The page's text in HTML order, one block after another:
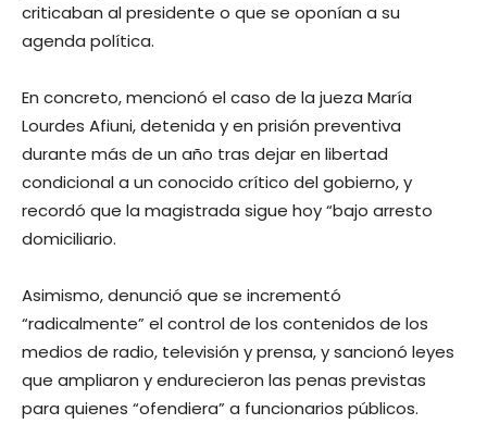
criticaban al presidente o que se oponían a su
agenda política.
En concreto, mencionó el caso de la jueza María
Lourdes Afiuni, detenida y en prisión preventiva
durante más de un año tras dejar en libertad
condicional a un conocido crítico del gobierno, y
recordó que la magistrada sigue hoy “bajo arresto
domiciliario.
Asimismo, denunció que se incrementó
“radicalmente” el control de los contenidos de los
medios de radio, televisión y prensa, y sancionó leyes
que ampliaron y endurecieron las penas previstas
para quienes “ofendiera” a funcionarios públicos.